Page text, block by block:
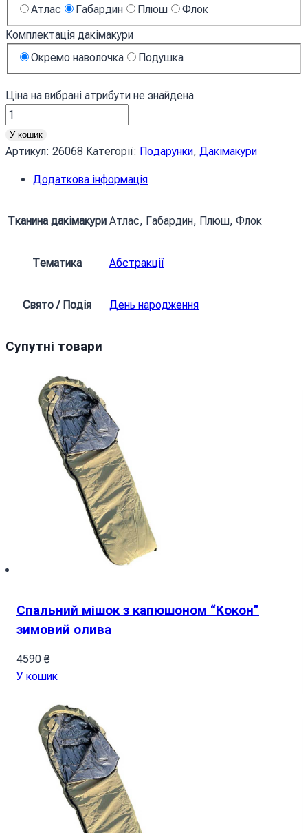
Атлас
Габардин Плюш
Флок
Комплектація дакімакури
Окремо наволочка
Подушка
Ціна на вибрані атрибути не знайдена
Кам
яна
стіна
Stone
Texture
У кошик
Артикул: 26068 Категорії: Подарунки, Дакімакури
Додаткова інформація
Тканина дакімакури Атлас, Габардин, Плюш, Флок
Тематика Абстракції
Свято / Подія День народження
Супутні товари
Спальний мішок з капюшоном “Кокон”
зимовий олива
4590 ₴
У кошик